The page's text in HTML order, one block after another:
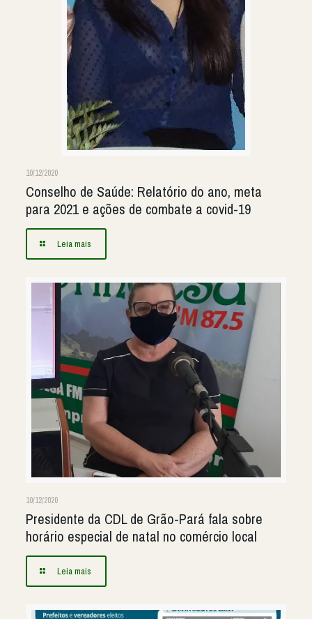
10/12/2020
Conselho de Saúde: Relatório do ano, meta
para 2021 e ações de combate a covid-19
Leia mais
10/12/2020
Presidente da CDL de Grão-Pará fala sobre
horário especial de natal no comércio local
Leia mais